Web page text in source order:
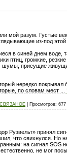
мой разум. Густые
из-под этой
в синей днем воде,
птиц, громкие,
присущие
нередко
по словам мест
Просмотров: 677
Рузвельт» принял
что свихнулся. Но
на сигнал
не мог